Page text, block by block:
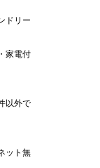
ドリー
家電付
以外で
ット無